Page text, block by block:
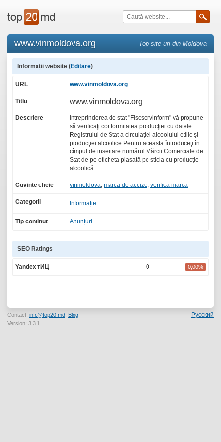
www.vinmoldova.org Top site-uri din Moldova
Informații website (Editare)
URL www.vinmoldova.org
Titlu www.vinmoldova.org
Descriere
Intreprinderea de stat "Fiscservinform" vă propune
să verificaţi conformitatea producţiei cu datele
Registrului de Stat a circulaţiei alcoolului etilic şi
producţiei alcoolice Pentru aceasta întroduceţi în
cîmpul de insertare numărul Mărcii Comerciale de
Stat de pe eticheta plasată pe sticla cu producţie
alcoolică
Cuvinte cheie vinmoldova, marca de accize, verifica marca
Categorii Informație
Tip conținut Anunțuri
SEO Ratings
Yandex тИЦ 0 0,00%
Contact: info@top20.md Blog
Version: 3.3.1
Русский